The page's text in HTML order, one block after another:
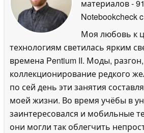
материалов-
Notebookcheck
Моя любовь к
технологиям светилась ярким
времена Pentium II. Моды, разгон,
коллекционирование редкого
по сей день эти занятия
моей жизни. Во время учёбы в
заинтересовался и мобильные
они могли так облегчить